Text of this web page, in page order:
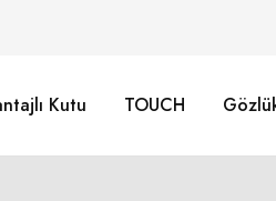
Kutu TOUCH